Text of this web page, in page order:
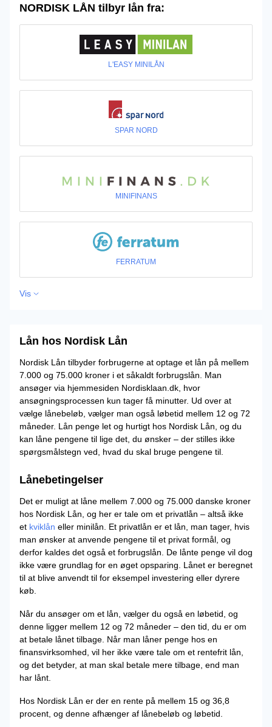
NORDISK LÅN tilbyr lån fra:
L'EASY MINILÅN
SPAR NORD
MINIFINANS
FERRATUM
Vis
Lån hos Nordisk Lån
Nordisk Lån tilbyder forbrugerne at optage et lån på mellem
7.000 og 75.000 kroner i et såkaldt forbrugslån. Man
ansøger via hjemmesiden Nordisklaan.dk, hvor
ansøgningsprocessen kun tager få minutter. Ud over at
vælge lånebeløb, vælger man også løbetid mellem 12 og 72
måneder. Lån penge let og hurtigt hos Nordisk Lån, og du
kan låne pengene til lige det, du ønsker – der stilles ikke
spørgsmålstegn ved, hvad du skal bruge pengene til.
Lånebetingelser
Det er muligt at låne mellem 7.000 og 75.000 danske kroner
hos Nordisk Lån, og her er tale om et privatlån – altså ikke
et kviklån eller minilån. Et privatlån er et lån, man tager, hvis
man ønsker at anvende pengene til et privat formål, og
derfor kaldes det også et forbrugslån. De lånte penge vil dog
ikke være grundlag for en øget opsparing. Lånet er beregnet
til at blive anvendt til for eksempel investering eller dyrere
køb.
Når du ansøger om et lån, vælger du også en løbetid, og
denne ligger mellem 12 og 72 måneder – den tid, du er om
at betale lånet tilbage. Når man låner penge hos en
finansvirksomhed, vil her ikke være tale om et rentefrit lån,
og det betyder, at man skal betale mere tilbage, end man
har lånt.
Hos Nordisk Lån er der en rente på mellem 15 og 36,8
procent, og denne afhænger af lånebeløb og løbetid.